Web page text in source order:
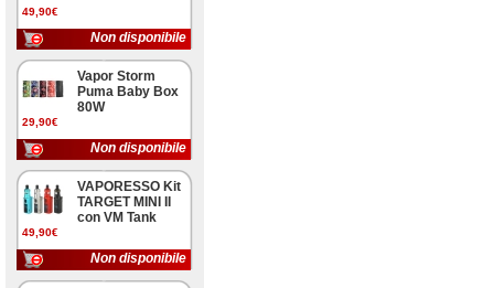
49,90€
Non disponibile
29,90€
Vapor Storm
Puma Baby Box
80W
Non disponibile
49,90€
VAPORESSO Kit
TARGET MINI II
con VM Tank
Non disponibile